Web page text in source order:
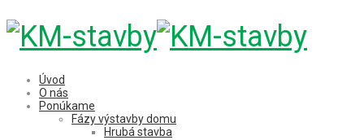
Úvod
O nás
Ponúkame
Fázy výstavby domu
Hrubá stavba